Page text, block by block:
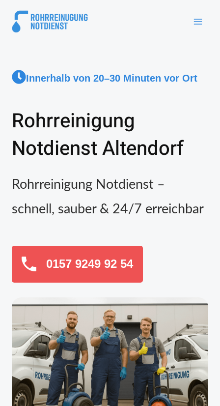
Innerhalb von 20–30 Minuten vor Ort
Rohrreinigung
Notdienst Altendorf
Rohrreinigung Notdienst –
schnell, sauber & 24/7 erreichbar
0157 9249 92 54